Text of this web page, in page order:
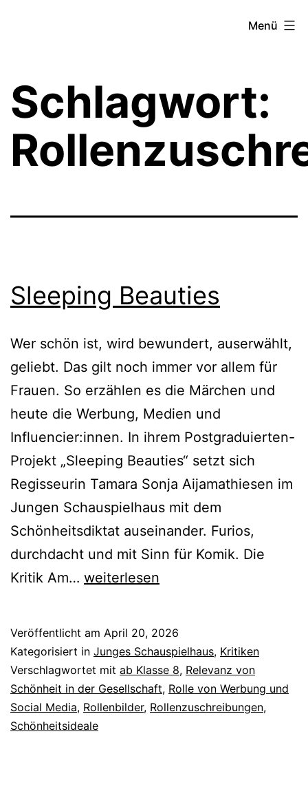
Menü
Schlagwort:
Sleeping Beauties
Wer schön ist, wird bewundert, auserwählt,
geliebt. Das gilt noch immer vor allem für
Frauen. So erzählen es die Märchen und
heute die Werbung, Medien und
Influencier:innen. In ihrem Postgraduierten-
Projekt „Sleeping Beauties“ setzt sich
Regisseurin Tamara Sonja Aijamathiesen im
Jungen Schauspielhaus mit dem
Schönheitsdiktat auseinander. Furios,
durchdacht und mit Sinn für Komik. Die
Kritik Am… Sleeping
weiterlesen
Veröffentlicht am April 20, 2026
Kategorisiert in Junges Schauspielhaus, Kritiken
Verschlagwortet mit ab Klasse 8, Relevanz von
Schönheit in der Gesellschaft, Rolle von Werbung und
Social Media, Rollenbilder, Rollenzuschreibungen,
Schönheitsideale